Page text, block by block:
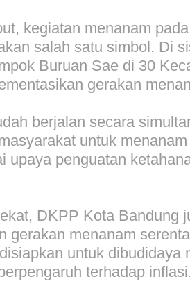
kegiatan menanam
salah satu simbol. Di
Buruan Sae di 30
gerakan
berjalan secara
untuk
upaya penguatan
DKPP Kota Bandung
gerakan menanam
untuk dibudidaya
terhadap